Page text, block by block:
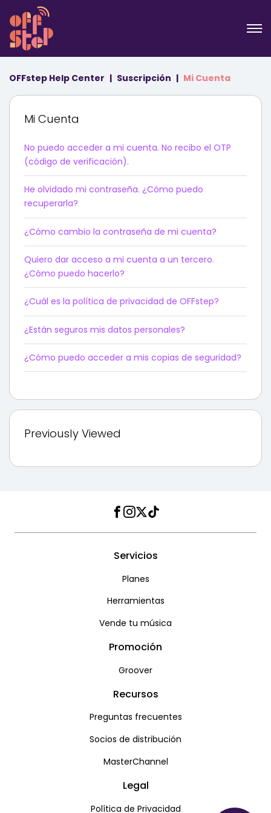
OFFstep Help Center Suscripción Mi Cuenta
Mi Cuenta
No puedo acceder a mi cuenta. No recibo el OTP
(código de verificación).
He olvidado mi contraseña. ¿Cómo puedo
recuperarla?
¿Cómo cambio la contraseña de mi cuenta?
Quiero dar acceso a mi cuenta a un tercero.
¿Cómo puedo hacerlo?
¿Cuál es la política de privacidad de OFFstep?
¿Están seguros mis datos personales?
¿Cómo puedo acceder a mis copias de seguridad?
Previously Viewed
Facebook
Instagram
Twitter
TikTok
Servicios
Planes
Herramientas
Vende tu música
Promoción
Groover
Recursos
Preguntas frecuentes
Socios de distribución
MasterChannel
Legal
Política de Privacidad